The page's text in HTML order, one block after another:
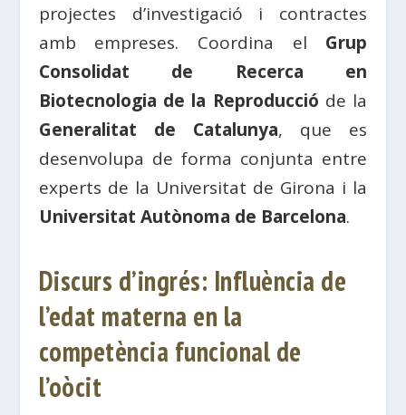
projectes d’investigació i contractes
amb empreses. Coordina el Grup
Consolidat de Recerca en
Biotecnologia de la Reproducció de la
Generalitat de Catalunya, que es
desenvolupa de forma conjunta entre
experts de la Universitat de Girona i la
Universitat Autònoma de Barcelona.
Discurs d’ingrés: Influència de
l’edat materna en la
competència funcional de
l’oòcit